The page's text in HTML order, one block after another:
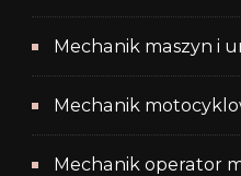
Mechanik maszyn i
Mechanik
Mechanik operator